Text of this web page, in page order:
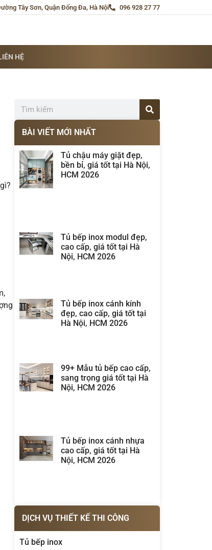
Tây Sơn, Quận Đống Đa, Hà Nội 096 928 27 77
HỆ
BÀI VIẾT MỚI NHẤT
Tủ chậu máy giặt đẹp,
bền bỉ, giá tốt tại Hà Nội,
HCM 2026
Tủ bếp inox modul đẹp,
cao cấp, giá tốt tại Hà
Nội, HCM 2026
Tủ bếp inox cánh kính
đẹp, cao cấp, giá tốt tại
Hà Nội, HCM 2026
99+ Mẫu tủ bếp cao cấp,
sang trọng giá tốt tại Hà
Nội, HCM 2026
Tủ bếp inox cánh nhựa
cao cấp, giá tốt tại Hà
Nội, HCM 2026
DỊCH VỤ THIẾT KẾ THI CÔNG
Tủ bếp inox